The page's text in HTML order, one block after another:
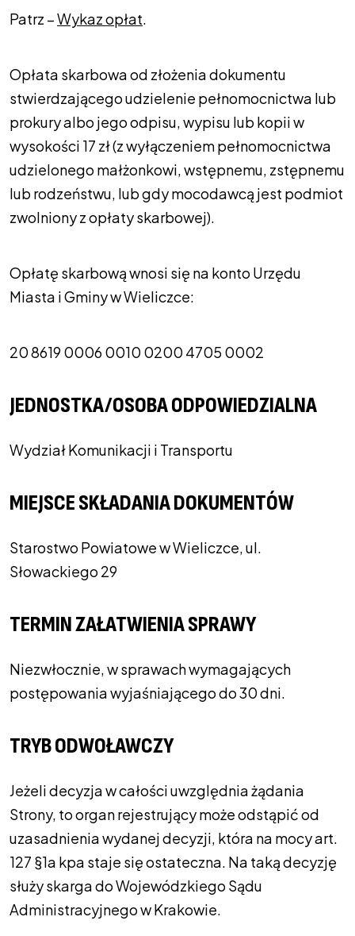
Patrz –Wykaz opłat.
Opłata skarbowa od złożenia dokumentu
stwierdzającego udzielenie pełnomocnictwa lub
prokury albo jego odpisu, wypisu lub kopii w
wysokości 17 zł (z wyłączeniem pełnomocnictwa
udzielonego małżonkowi, wstępnemu, zstępnemu
lub rodzeństwu, lub gdy mocodawcą jest podmiot
zwolniony z opłaty skarbowej).
Opłatę skarbową wnosi się na konto Urzędu
Miasta i Gminy w Wieliczce:
20 8619 0006 0010 0200 4705 0002
JEDNOSTKA/OSOBA ODPOWIEDZIALNA
Wydział Komunikacji i Transportu
MIEJSCE SKŁADANIA DOKUMENTÓW
Starostwo Powiatowe w Wieliczce, ul.
Słowackiego 29
TERMIN ZAŁATWIENIA SPRAWY
Niezwłocznie, w sprawach wymagających
postępowania wyjaśniającego do 30 dni.
TRYB ODWOŁAWCZY
Jeżeli decyzja w całości uwzględnia żądania
Strony, to organ rejestrujący może odstąpić od
uzasadnienia wydanej decyzji, która na mocy art.
127 §1a kpa staje się ostateczna. Na taką decyzję
służy skarga do Wojewódzkiego Sądu
Administracyjnego w Krakowie.